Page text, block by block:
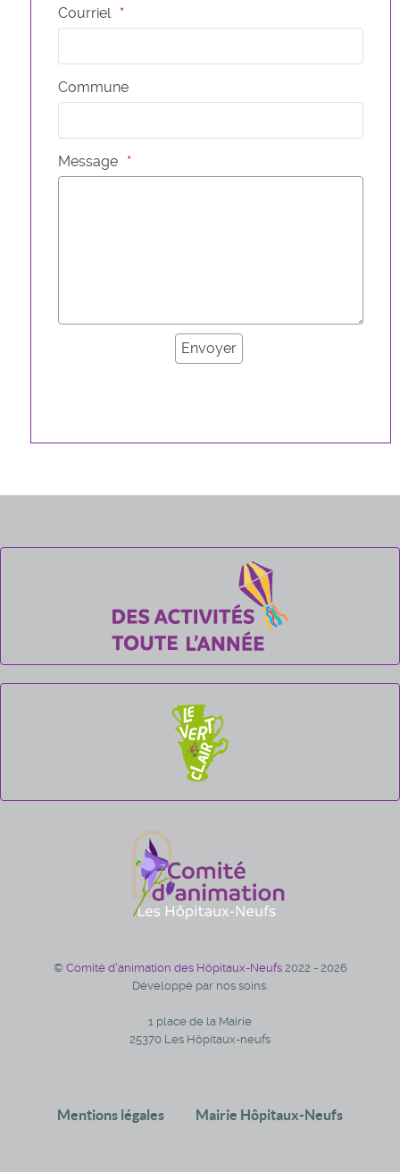
Courriel
Commune
Message
© Comité d'animation des Hôpitaux-Neufs 2022 - 2026
Développé par nos soins.
1 place de la Mairie
25370 Les Hôpitaux-neufs
Mentions légales Mairie Hôpitaux-Neufs